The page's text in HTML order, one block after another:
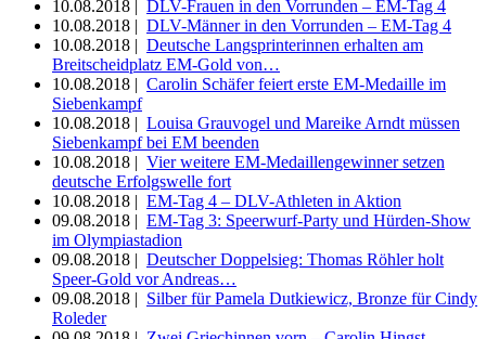
10.08.2018 | DLV-Frauen in den Vorrunden – EM-Tag 4
10.08.2018 | DLV-Männer in den Vorrunden – EM-Tag 4
10.08.2018 | Deutsche Langsprinterinnen erhalten am
Breitscheidplatz EM-Gold von…
10.08.2018 | Carolin Schäfer feiert erste EM-Medaille im
Siebenkampf
10.08.2018 | Louisa Grauvogel und Mareike Arndt müssen
Siebenkampf bei EM beenden
10.08.2018 | Vier weitere EM-Medaillengewinner setzen
deutsche Erfolgswelle fort
10.08.2018 | EM-Tag 4 – DLV-Athleten in Aktion
09.08.2018 | EM-Tag 3: Speerwurf-Party und Hürden-Show
im Olympiastadion
09.08.2018 | Deutscher Doppelsieg: Thomas Röhler holt
Speer-Gold vor Andreas…
09.08.2018 | Silber für Pamela Dutkiewicz, Bronze für Cindy
Roleder